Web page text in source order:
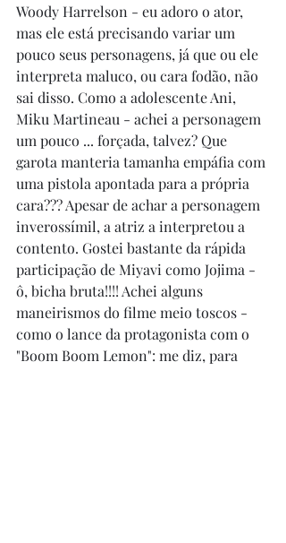
Woody Harrelson - eu adoro o ator,
mas ele está precisando variar um
pouco seus personagens, já que ou ele
interpreta maluco, ou cara fodão, não
sai disso. Como a adolescente Ani,
Miku Martineau - achei a personagem
um pouco ... forçada, talvez? Que
garota manteria tamanha empáfia com
uma pistola apontada para a própria
cara??? Apesar de achar a personagem
inverossímil, a atriz a interpretou a
contento. Gostei bastante da rápida
participação de Miyavi como Jojima -
ô, bicha bruta!!!! Achei alguns
maneirismos do filme meio toscos -
como o lance da protagonista com o
"Boom Boom Lemon": me diz, para